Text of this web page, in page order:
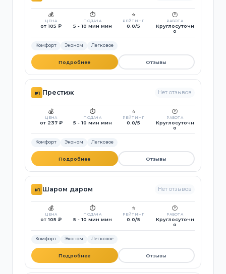
💰
ЦЕНА
от 105 ₽
⏱️
ПОДАЧА
5 - 10 мин мин
⭐
РЕЙТИНГ
0.0/5
🕐
РАБОТА
Круглосуточн
о
Комфорт Эконом Легковое
Подробнее Отзывы
#1 Престиж Нет отзывов
💰
ЦЕНА
от 237 ₽
⏱️
ПОДАЧА
5 - 10 мин мин
⭐
РЕЙТИНГ
0.0/5
🕐
РАБОТА
Круглосуточн
о
Комфорт Эконом Легковое
Подробнее Отзывы
#1 Шаром даром Нет отзывов
💰
ЦЕНА
от 105 ₽
⏱️
ПОДАЧА
5 - 10 мин мин
⭐
РЕЙТИНГ
0.0/5
🕐
РАБОТА
Круглосуточн
о
Комфорт Эконом Легковое
Подробнее Отзывы